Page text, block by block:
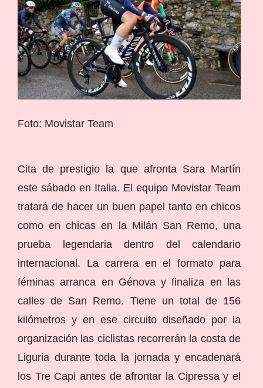
Foto: Movistar Team
Cita de prestigio la que afronta Sara Martín
este sábado en Italia. El equipo Movistar Team
tratará de hacer un buen papel tanto en chicos
como en chicas en la Milán San Remo, una
prueba legendaria dentro del calendario
internacional. La carrera en el formato para
féminas arranca en Génova y finaliza en las
calles de San Remo. Tiene un total de 156
kilómetros y en ese circuito diseñado por la
organización las ciclistas recorrerán la costa de
Liguria durante toda la jornada y encadenará
los Tre Capi antes de afrontar la Cipressa y el